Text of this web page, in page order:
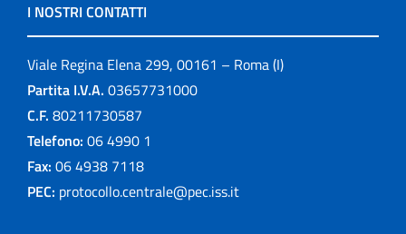
I NOSTRI CONTATTI
Viale Regina Elena 299, 00161 – Roma (I)
Partita I.V.A. 03657731000
C.F. 80211730587
Telefono: 06 4990 1
Fax: 06 4938 7118
PEC: protocollo.centrale@pec.iss.it